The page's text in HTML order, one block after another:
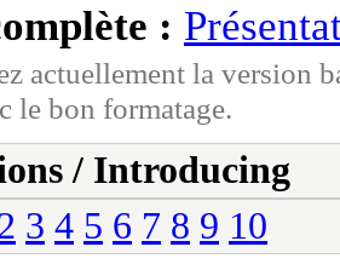
:
actuellement la version
le bon formatage.
/ Introducing
3 4 5 6 7 8 9 10